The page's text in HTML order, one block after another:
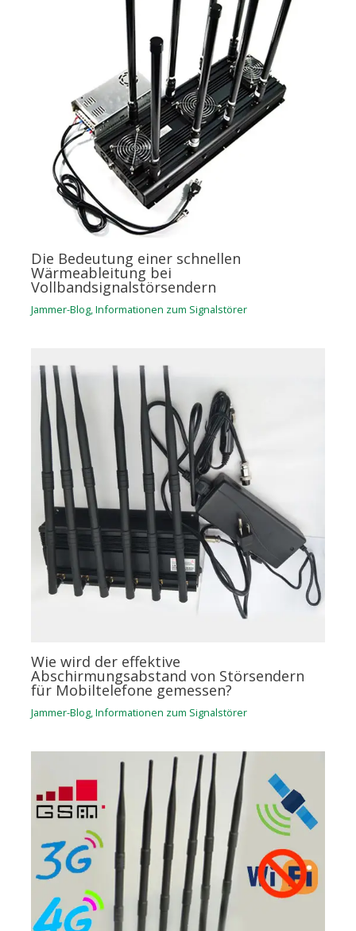
Die Bedeutung einer schnellen
Wärmeableitung bei
Vollbandsignalstörsendern
Jammer-Blog,Informationen zum Signalstörer
Wie wird der effektive
Abschirmungsabstand von Störsendern
für Mobiltelefone gemessen?
Jammer-Blog,Informationen zum Signalstörer